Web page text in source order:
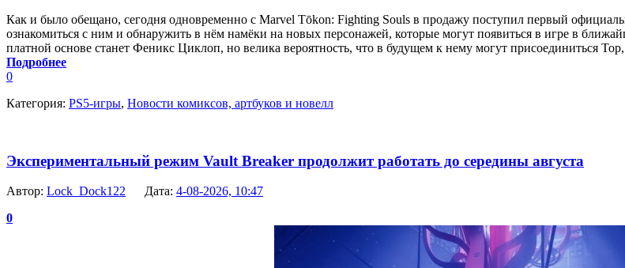
Как и было обещано, сегодня одновременно с Marvel Tōkon: Fighting Souls в продажу поступил первый
ознакомиться с ним и обнаружить в нём намёки на новых персонажей, которые могут появиться в игре в
платной основе станет Феникс Циклоп, но велика вероятность, что в будущем к нему могут присоединиться
Подробнее
0
Категория: PS5-игры, Новости комиксов, артбуков и новелл
Экспериментальный режим Vault Breaker продолжит работать до середины августа
Автор: Lock_Dock122 Дата: 4-08-2026, 10:47
0